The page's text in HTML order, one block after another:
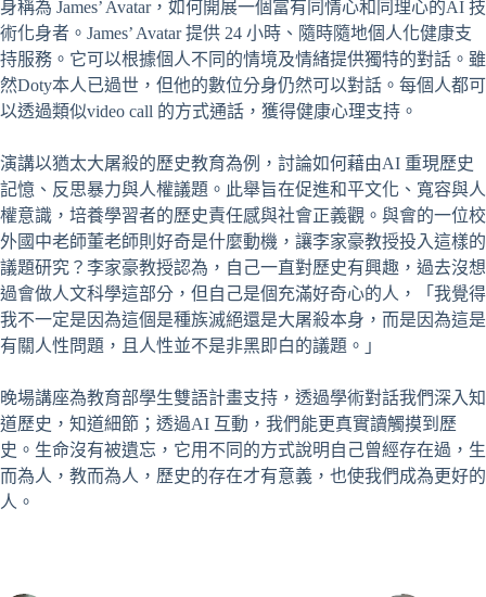
身稱為 James’ Avatar，如何開展一個富有同情心和同理心的AI 技
術化身者。James’ Avatar 提供 24 小時、隨時隨地個人化健康支
持服務。它可以根據個人不同的情境及情緒提供獨特的對話。雖
然Doty本人已過世，但他的數位分身仍然可以對話。每個人都可
以透過類似video call 的方式通話，獲得健康心理支持。
演講以猶太大屠殺的歷史教育為例，討論如何藉由AI 重現歷史
記憶、反思暴力與人權議題。此舉旨在促進和平文化、寬容與人
權意識，培養學習者的歷史責任感與社會正義觀。與會的一位校
外國中老師董老師則好奇是什麼動機，讓李家豪教授投入這樣的
議題研究？李家豪教授認為，自己一直對歷史有興趣，過去沒想
過會做人文科學這部分，但自己是個充滿好奇心的人，「我覺得
我不一定是因為這個是種族滅絕還是大屠殺本身，而是因為這是
有關人性問題，且人性並不是非黑即白的議題。」
晚場講座為教育部學生雙語計畫支持，透過學術對話我們深入知
道歷史，知道細節；透過AI 互動，我們能更真實讀觸摸到歷
史。生命沒有被遺忘，它用不同的方式說明自己曾經存在過，生
而為人，教而為人，歷史的存在才有意義，也使我們成為更好的
人。